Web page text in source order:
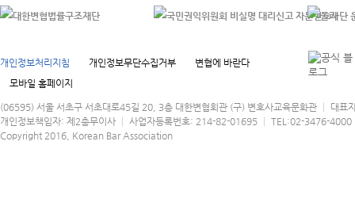
개인정보처리지침 개인정보무단수집거부
변협에 바란다
모바일 홈페이지
(06595) 서울 서초구 서초대로45길 20, 3층 대한변협회관 (구) 변호사교육문화관 │ 대표
개인정보책임자: 제2총무이사 │ 사업자등록번호: 214-82-01695 │ TEL:02-3476-
Copyright 2016, Korean Bar Association